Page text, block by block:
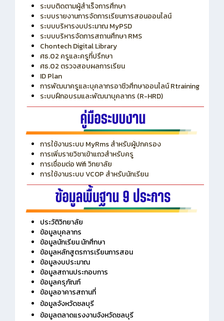
ระบบติดตามผู้สำเร็จการศึกษา
ระบบรายงานการจัดการเรียนการสอนออนไลน์
ระบบบริหารงบประมาณ MyPSD
ระบบบริหารจัดการสถานศึกษา RMS
Chontech Digital Library
ศธ.02 ครูและครูที่ปรึกษา
ศธ.02 ตรวจสอบผลการเรียน
ID Plan
การพัฒนาครูและบุคลากรอาชีวศึกษาออนไลน์ Rtraining
ระบบฝึกอบรมและพัฒนาบุคลากร (R-HRD)
การใช้งานระบบ MyRms สำหรับผู้ปกครอง
การเพิ่มรายวิชาเข้าแถวสำหรับครู
การเชื่อมต่อ Wifi วิทยาลัย
การใช้งานระบบ VCOP สำหรับนักเรียน
ประวัติวิทยาลัย
ข้อมูลบุคลากร
ข้อมูลนักเรียน นักศึกษา
ข้อมูลหลักสูตรการเรียนการสอน
ข้อมูลงบประมาณ
ข้อมูลสถานประกอบการ
ข้อมูลครุภัณฑ์
ข้อมูลอาคารสถานที่
ข้อมูลจังหวัดชลบุรี
ข้อมูลตลาดแรงงานจังหวัดชลบุรี